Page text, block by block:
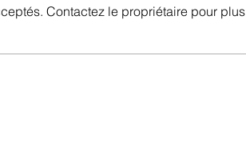
Contactez le propriétaire pour plus